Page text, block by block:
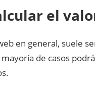
el
en general, suele
de casos